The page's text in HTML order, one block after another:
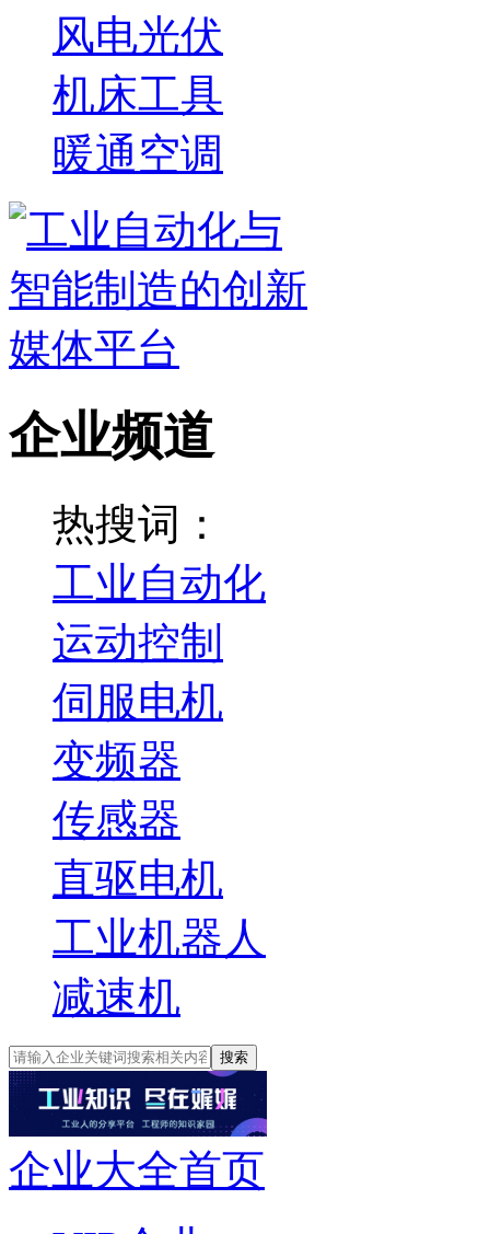
风电光伏
机床工具
暖通空调
企业频道
热搜词：
工业自动化
运动控制
伺服电机
变频器
传感器
直驱电机
工业机器人
减速机
搜索
企业大全首页